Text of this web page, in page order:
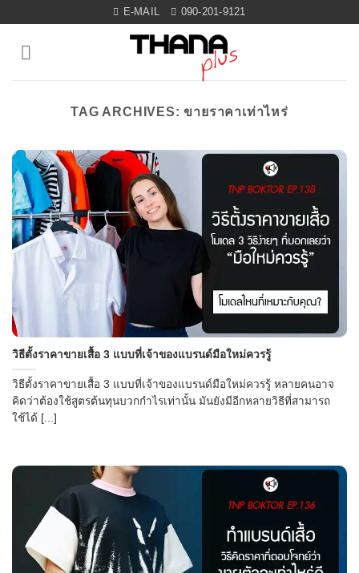
content
E-MAIL 090-201-9121
TAG ARCHIVES:ขายราคาเท่าไหร่
วิธีตั้งราคาขายเสื้อ 3 แบบที่เจ้าของแบรนด์มือใหม่ควรรู้
วิธีตั้งราคาขายเสื้อ 3 แบบที่เจ้าของแบรนด์มือใหม่ควรรู้ หลายคนอาจ
คิดว่าต้องใช้สูตรต้นทุนบวกกำไรเท่านั้น มันยังมีอีกหลายวิธีที่สามารถ
ใช้ได้ [...]